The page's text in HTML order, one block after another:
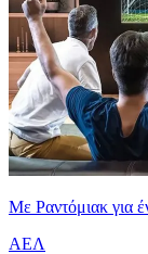
Με Ραντόμιακ για
ΑΕΛ